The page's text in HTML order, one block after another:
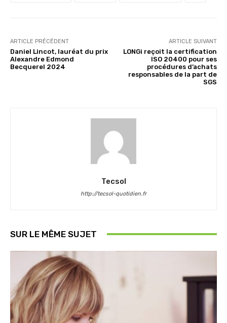
ARTICLE PRÉCÉDENT
Daniel Lincot, lauréat du prix
Alexandre Edmond
Becquerel 2024
ARTICLE SUIVANT
LONGi reçoit la certification
ISO 20400 pour ses
procédures d’achats
responsables de la part de
SGS
Tecsol
http://tecsol-quotidien.fr
SUR LE MÊME SUJET